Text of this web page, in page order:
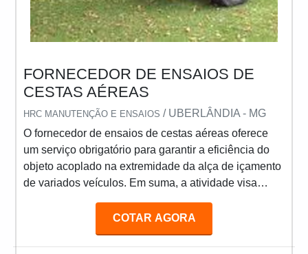
FORNECEDOR DE ENSAIOS DE
CESTAS AÉREAS
HRC MANUTENÇÃO E ENSAIOS/ UBERLÂNDIA - MG
O fornecedor de ensaios de cestas aéreas oferece
um serviço obrigatório para garantir a eficiência do
objeto acoplado na extremidade da alça de içamento
de variados veículos. Em suma, a atividade visa
manutenções em alturas, como eletricistas. MAIS
INFORMAÇÕES SOBRE O SERVIÇO Os ensaios
cestos aéreos devem ser realizados periodicamente
COTAR AGORA